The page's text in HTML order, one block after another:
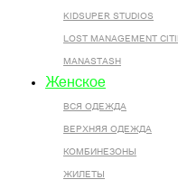
KIDSUPER STUDIOS
LOST MANAGEMENT
MANASTASH
Женское
ВСЯ ОДЕЖДА
ВЕРХНЯЯ ОДЕЖДА
КОМБИНЕЗОНЫ
ЖИЛЕТЫ